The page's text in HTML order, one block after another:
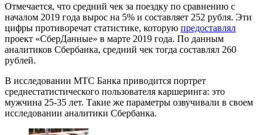
Отмечается, что средний чек за поездку по сравнению с
началом 2019 года вырос на 5% и составляет 252 рубля. Эти
цифры противоречат статистике, которую предоставлял
проект «СберДанные» в марте 2019 года. По данным
аналитиков Сбербанка, средний чек тогда составлял 260
рублей.
В исследовании МТС Банка приводится портрет
среднестатистического пользователя каршеринга: это
мужчина 25-35 лет. Такие же параметры озвучивали в своем
исследовании аналитики Сбербанка.